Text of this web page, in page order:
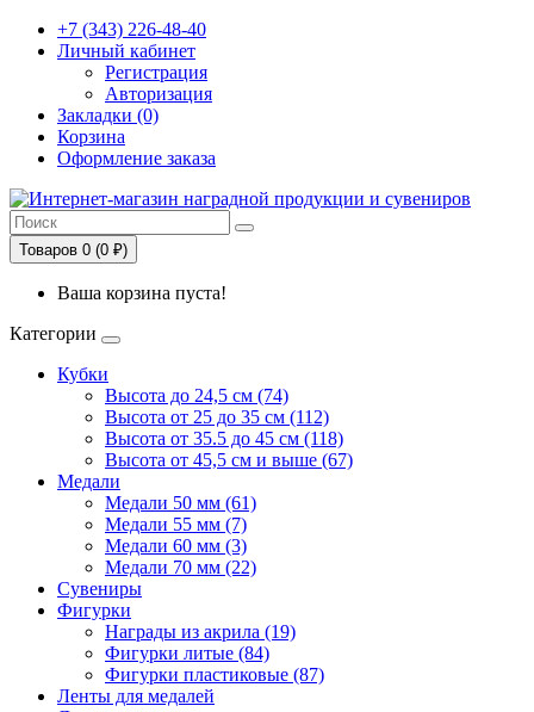
+7 (343) 226-48-40
Личный кабинет
Регистрация
Авторизация
Закладки (0)
Корзина
Оформление заказа
Товаров 0 (0 ₽)
Ваша корзина пуста!
Категории
Кубки
Высота до 24,5 см (74)
Высота от 25 до 35 см (112)
Высота от 35.5 до 45 см (118)
Высота от 45,5 см и выше (67)
Медали
Медали 50 мм (61)
Медали 55 мм (7)
Медали 60 мм (3)
Медали 70 мм (22)
Сувениры
Фигурки
Награды из акрила (19)
Фигурки литые (84)
Фигурки пластиковые (87)
Ленты для медалей